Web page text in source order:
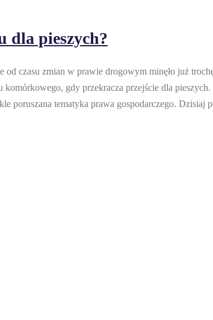
dla pieszych?
czasu zmian w prawie drogowym minęło już
gdy przekracza przejście dla
poruszana tematyka prawa gospodarczego. Dzisiaj